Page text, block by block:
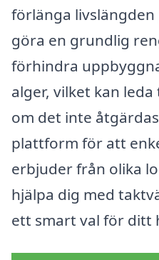
förlänga
göra en grundlig
förhindra
alger, vilket kan
om det inte
plattform för att
erbjuder från olika
hjälpa dig med
ett smart val för ditt